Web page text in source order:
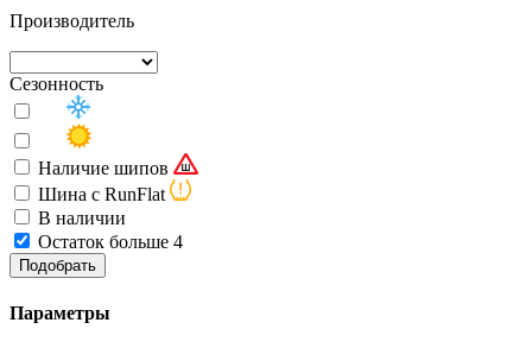
Производитель
Сезонность
Наличие шипов
Шина с RunFlat
В наличии
Остаток больше 4
Подобрать
Параметры